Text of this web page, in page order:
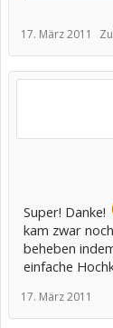
while ($zeile =
echo "<table
$zeile['B'] ."</
<th>".
</th><th>".
17. März 2011
Super! Danke!
kam zwar
beheben
einfache
17. März 2011